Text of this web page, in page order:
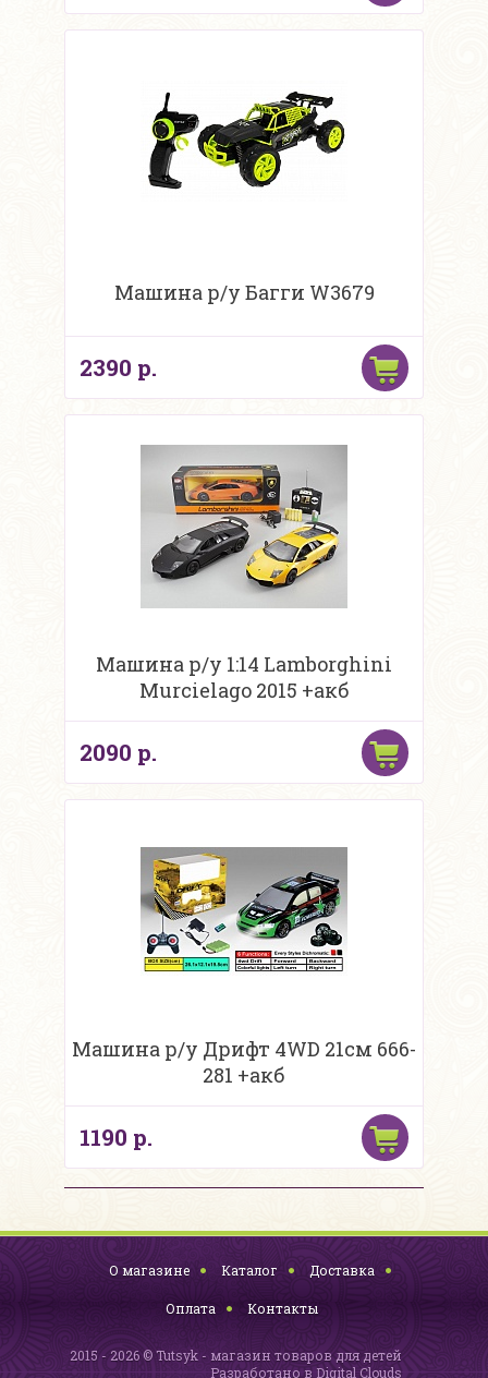
Машина р/у Багги W3679
2390 р.
Машина р/у 1:14 Lamborghini
Murcielago 2015 +акб
2090 р.
Машина р/у Дрифт 4WD 21см 666-
281 +акб
1190 р.
О магазине Каталог Доставка
Оплата Контакты
2015 - 2026 © Tutsyk - магазин товаров для детей
Разработано в Digital Clouds